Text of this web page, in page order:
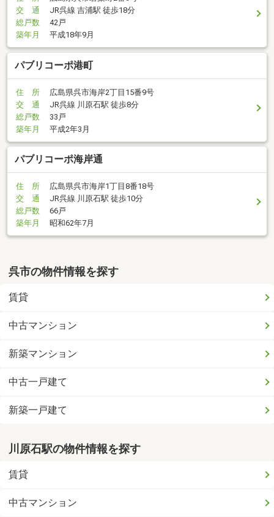
交 通
JR呉線 吉浦駅 徒歩18分
総戸数
42戸
築年月
平成18年9月
パブリコーポ港町
住 所
広島県呉市海岸2丁目15番9号
交 通
JR呉線 川原石駅 徒歩8分
総戸数
33戸
築年月
平成2年3月
パブリコーポ海岸通
住 所
広島県呉市海岸1丁目8番18号
交 通
JR呉線 川原石駅 徒歩10分
総戸数
66戸
築年月
昭和62年7月
呉市の物件情報を探す
賃貸
中古マンション
新築マンション
中古一戸建て
新築一戸建て
川原石駅の物件情報を探す
賃貸
中古マンション